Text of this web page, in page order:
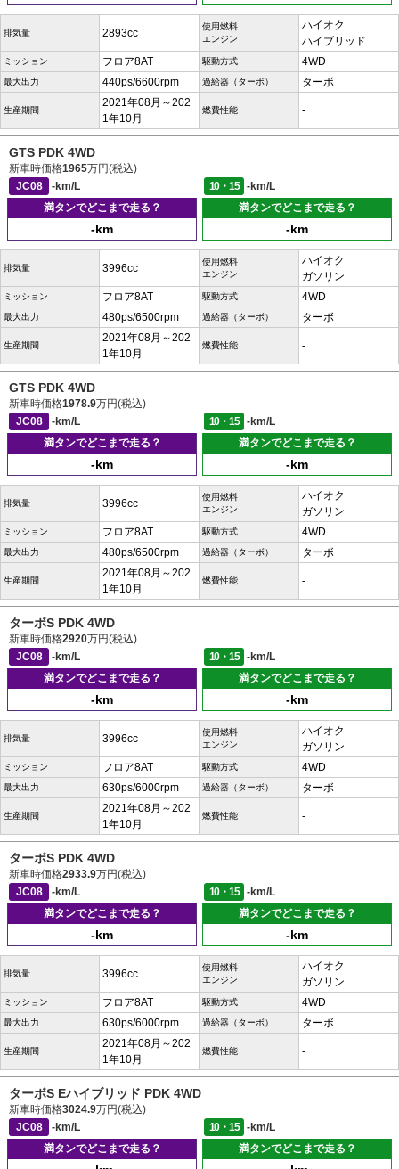
排気量 2893cc
使用燃料
エンジン
ハイオク
ハイブリッド
ミッション フロア8AT 駆動方式 4WD
最大出力 440ps/6600rpm 過給器（ターボ） ターボ
生産期間
2021年08月～202
1年10月
燃費性能 -
GTS PDK 4WD
新車時価格1965万円(税込)
JC08
-km/L 10・15
-km/L
満タンでどこまで走る？
-km
満タンでどこまで走る？
-km
排気量 3996cc
使用燃料
エンジン
ハイオク
ガソリン
ミッション フロア8AT 駆動方式 4WD
最大出力 480ps/6500rpm 過給器（ターボ） ターボ
生産期間
2021年08月～202
1年10月
燃費性能 -
GTS PDK 4WD
新車時価格1978.9万円(税込)
JC08
-km/L 10・15
-km/L
満タンでどこまで走る？
-km
満タンでどこまで走る？
-km
排気量 3996cc
使用燃料
エンジン
ハイオク
ガソリン
ミッション フロア8AT 駆動方式 4WD
最大出力 480ps/6500rpm 過給器（ターボ） ターボ
生産期間
2021年08月～202
1年10月
燃費性能 -
ターボS PDK 4WD
新車時価格2920万円(税込)
JC08
-km/L 10・15
-km/L
満タンでどこまで走る？
-km
満タンでどこまで走る？
-km
排気量 3996cc
使用燃料
エンジン
ハイオク
ガソリン
ミッション フロア8AT 駆動方式 4WD
最大出力 630ps/6000rpm 過給器（ターボ） ターボ
生産期間
2021年08月～202
1年10月
燃費性能 -
ターボS PDK 4WD
新車時価格2933.9万円(税込)
JC08
-km/L 10・15
-km/L
満タンでどこまで走る？
-km
満タンでどこまで走る？
-km
排気量 3996cc
使用燃料
エンジン
ハイオク
ガソリン
ミッション フロア8AT 駆動方式 4WD
最大出力 630ps/6000rpm 過給器（ターボ） ターボ
生産期間
2021年08月～202
1年10月
燃費性能 -
ターボS Eハイブリッド PDK 4WD
新車時価格3024.9万円(税込)
JC08
-km/L 10・15
-km/L
満タンでどこまで走る？
満タンでどこまで走る？